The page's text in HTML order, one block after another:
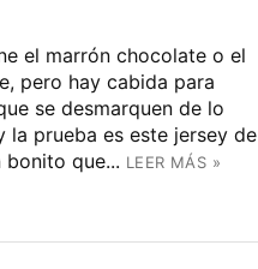
el marrón chocolate o el
pero hay cabida para
se desmarquen de lo
prueba es este jersey de
bonito que... LEER MÁS »